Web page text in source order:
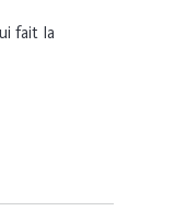
fait la